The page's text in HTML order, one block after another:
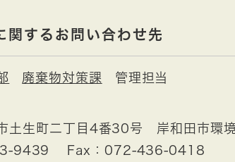
関するお問い合わせ先
廃棄物対策課 管理担当
土生町二丁目4番30号 岸和田市環
9439
Fax：072-436-0418